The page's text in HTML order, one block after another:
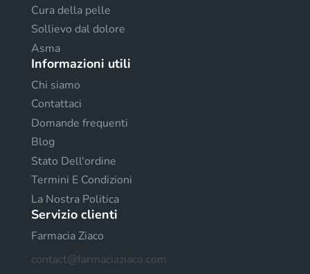
Cura della pelle
Sollievo dal dolore
Asma
Informazioni utili
Chi siamo
Contattaci
Domande frequenti
Blog
Stato Dell'ordine
Termini E Condizioni
La Nostra Politica
Servizio clienti
Farmacia Ziaco
contact@farmaciaziaco.com